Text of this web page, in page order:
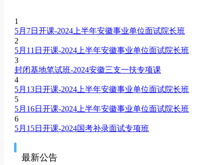
1
5月7日开课-2024上半年安徽事业单位面试院长班
2
5月11日开课-2024上半年安徽事业单位面试院长班
3
封闭基地笔试班-2024安徽三支一扶专项课
4
5月13日开课-2024上半年安徽事业单位面试院长班
5
5月16日开课-2024上半年安徽事业单位面试院长班
6
5月15日开课-2024国考补录面试专项班
最新公告